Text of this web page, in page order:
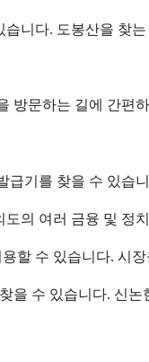
니다. 도봉산을 찾
방문하는 길에 간편
기를 찾을 수 있습
의 여러 금융 및 정
할 수 있습니다. 시
을 수 있습니다. 신논